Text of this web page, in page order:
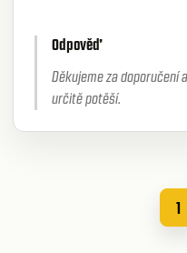
Odpověď
Děkujeme za doporučení
určitě potěší.
1